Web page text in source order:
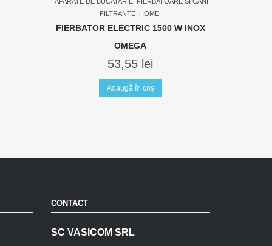
FILTRANTE HOME
FIERBATOR ELECTRIC 1500 W INOX
OMEGA
53,55 lei
Adaugă în coș
CONTACT
SC VASICOM SRL